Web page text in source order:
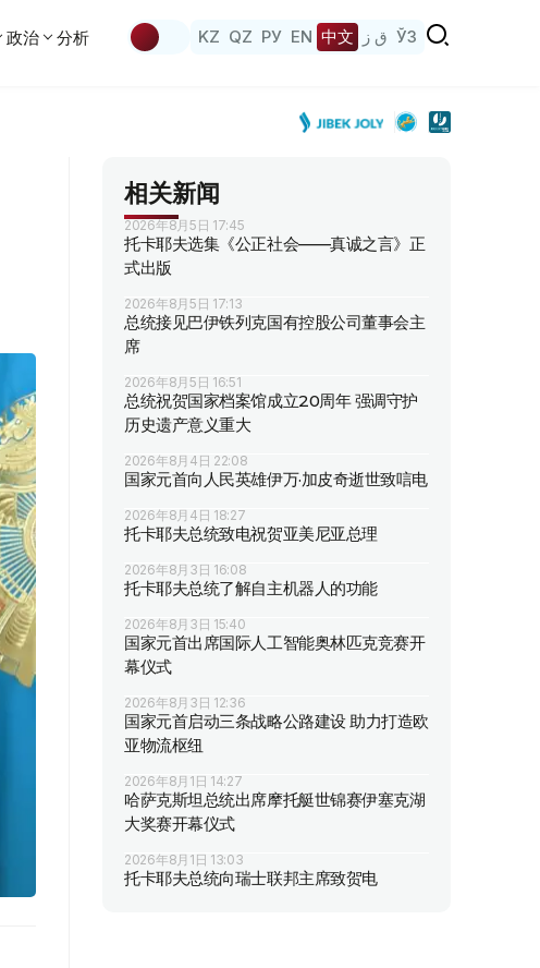
政治 分析 KZ QZ РУ EN 中文 ق ز ЎЗ
相关新闻
2026年8月5日 17:45
托卡耶夫选集《公正社会——真诚之言》正
式出版
2026年8月5日 17:13
总统接见巴伊铁列克国有控股公司董事会主
席
2026年8月5日 16:51
总统祝贺国家档案馆成立20周年 强调守护
历史遗产意义重大
2026年8月4日 22:08
国家元首向人民英雄伊万·加皮奇逝世致唁电
2026年8月4日 18:27
托卡耶夫总统致电祝贺亚美尼亚总理
2026年8月3日 16:08
托卡耶夫总统了解自主机器人的功能
2026年8月3日 15:40
国家元首出席国际人工智能奥林匹克竞赛开
幕仪式
2026年8月3日 12:36
国家元首启动三条战略公路建设 助力打造欧
亚物流枢纽
2026年8月1日 14:27
哈萨克斯坦总统出席摩托艇世锦赛伊塞克湖
大奖赛开幕仪式
2026年8月1日 13:03
托卡耶夫总统向瑞士联邦主席致贺电